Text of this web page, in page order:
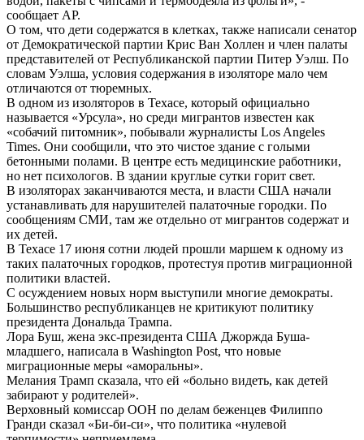
сообщает AP.
О том, что дети содержатся в клетках, также написали сенатор
от Демократической партии Крис Ван Холлен и член палаты
представителей от Республиканской партии Питер Уэлш. По
словам Уэлша, условия содержания в изоляторе мало чем
отличаются от тюремных.
В одном из изоляторов в Техасе, который официально
называется «Урсула», но среди мигрантов известен как
«собачий питомник», побывали журналисты Los Angeles
Times. Они сообщили, что это чистое здание с голыми
бетонными полами. В центре есть медицинские работники,
но нет психологов. В здании круглые сутки горит свет.
В изоляторах заканчиваются места, и власти США начали
устанавливать для нарушителей палаточные городки. По
сообщениям СМИ, там же отдельно от мигрантов содержат и
их детей.
В Техасе 17 июня сотни людей прошли маршем к одному из
таких палаточных городков, протестуя против миграционной
политики властей.
С осуждением новых норм выступили многие демократы.
Большинство республиканцев не критикуют политику
президента Дональда Трампа.
Лора Буш, жена экс-президента США Джоржда Буша-
младшего, написала в Washington Post, что новые
миграционные меры «аморальны».
Мелания Трамп сказала, что ей «больно видеть, как детей
забирают у родителей».
Верховный комиссар ООН по делам беженцев Филиппо
Гранди сказал «Би-би-си», что политика «нулевой